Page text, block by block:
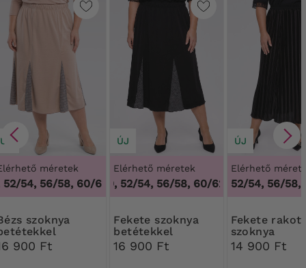
ÚJ
méretek
54, 56/58, 60/62, 48/50, 52/54, 56/58, 60/62
900 Ft
ÚJ
Elérhető méretek
48/50, 52/54, 56/58, 60/62, 48/50, 52/54,
Fekete szoknya
betétekkel
16 900 Ft
ÚJ
Elérhető
52/54, 56/58,
Fekete rakott
szoknya
14 900 Ft